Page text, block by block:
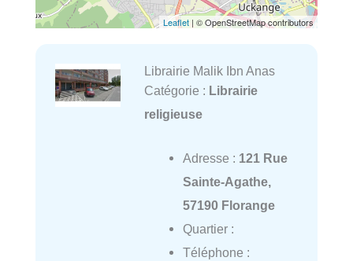
Leaflet | © OpenStreetMap contributors
Librairie Malik Ibn Anas
Catégorie : Librairie
religieuse
Adresse : 121 Rue
Sainte-Agathe,
57190 Florange
Quartier :
Téléphone :